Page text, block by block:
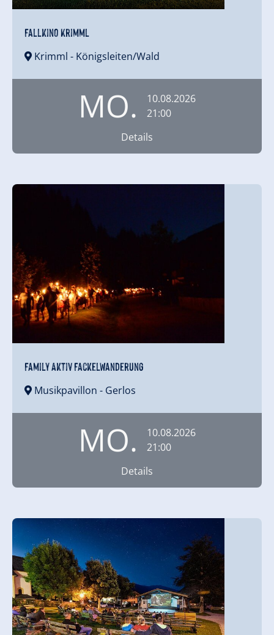
Fallkino Krimml
Krimml - Königsleiten/Wald
MO.
10.08.2026
21:00
Details
Family Aktiv Fackelwanderung
Musikpavillon - Gerlos
MO.
10.08.2026
21:00
Details